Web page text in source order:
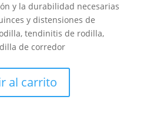
y la durabilidad necesarias
y distensiones de
tendinitis de rodilla,
de corredor
al carrito